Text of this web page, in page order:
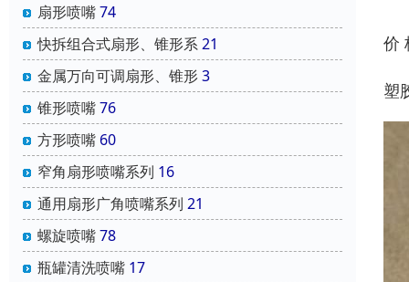
扇形喷嘴74
快拆组合式扇形、锥形系21
金属万向可调扇形、锥形3
锥形喷嘴76
方形喷嘴 60
窄角扇形喷嘴系列 16
通用扇形广角喷嘴系列 21
螺旋喷嘴78
瓶罐清洗喷嘴 17
价
塑